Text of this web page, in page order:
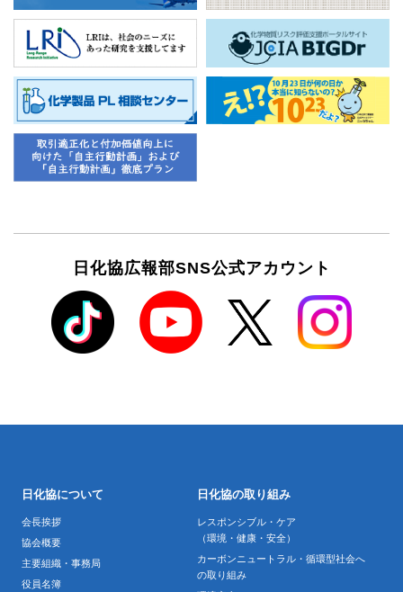
日化協広報部SNS公式アカウント
日化協について
会長挨拶
協会概要
主要組織・事務局
役員名簿
日化協の取り組み
レスポンシブル・ケア
（環境・健康・安全）
カーボンニュートラル・循環型社会へ
の取り組み